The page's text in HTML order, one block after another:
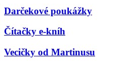
Darčekové poukážky
Čítačky e-kníh
Vecičky od Martinusu